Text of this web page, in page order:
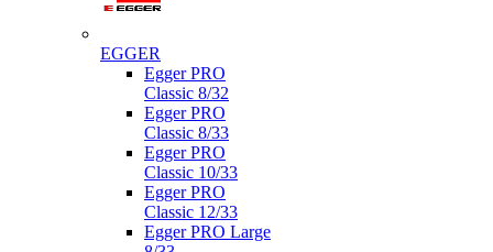
EGGER
Egger PRO
Classic 8/32
Egger PRO
Classic 8/33
Egger PRO
Classic 10/33
Egger PRO
Classic 12/33
Egger PRO Large